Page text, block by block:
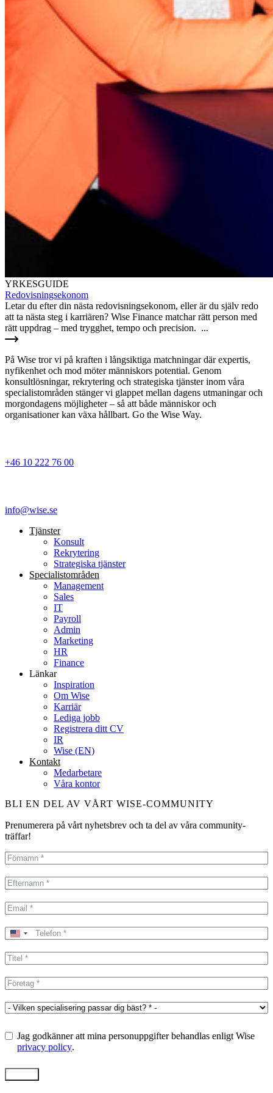
YRKESGUIDE
Redovisningsekonom
Letar du efter din nästa redovisningsekonom, eller är du själv redo
att ta nästa steg i karriären? Wise Finance matchar rätt person med
rätt uppdrag – med trygghet, tempo och precision. ...
På Wise tror vi på kraften i långsiktiga matchningar där expertis,
nyfikenhet och mod möter människors potential. Genom
konsultlösningar, rekrytering och strategiska tjänster inom våra
specialistområden stänger vi glappet mellan dagens utmaningar och
morgondagens möjligheter – så att både människor och
organisationer kan växa hållbart. Go the Wise Way.
+46 10 222 76 00
info@wise.se
Tjänster
Konsult
Rekrytering
Strategiska tjänster
Specialist­områden
Management
Sales
IT
Payroll
Admin
Marketing
HR
Finance
Länkar
Inspiration
Om Wise
Karriär
Lediga jobb
Registrera ditt CV
IR
Wise (EN)
Kontakt
Medarbetare
Våra kontor
BLI EN DEL AV VÅRT WISE-COMMUNITY
Prenumerera på vårt nyhetsbrev och ta del av våra community-
träffar!
United
+1
Jag godkänner att mina personuppgifter behandlas enligt Wise
privacy policy.